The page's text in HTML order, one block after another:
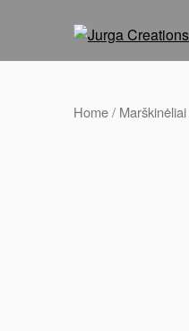
Home/ Marškinėliai